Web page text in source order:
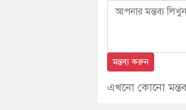
মন্তব্য করুন
এখনো কোনো